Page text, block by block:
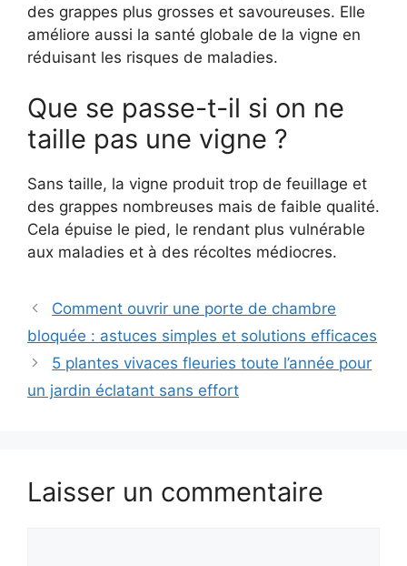
des grappes plus grosses et savoureuses. Elle
améliore aussi la santé globale de la vigne en
réduisant les risques de maladies.
Que se passe-t-il si on ne
taille pas une vigne ?
Sans taille, la vigne produit trop de feuillage et
des grappes nombreuses mais de faible qualité.
Cela épuise le pied, le rendant plus vulnérable
aux maladies et à des récoltes médiocres.
Comment ouvrir une porte de chambre
bloquée : astuces simples et solutions efficaces
5 plantes vivaces fleuries toute l’année pour
un jardin éclatant sans effort
Laisser un commentaire